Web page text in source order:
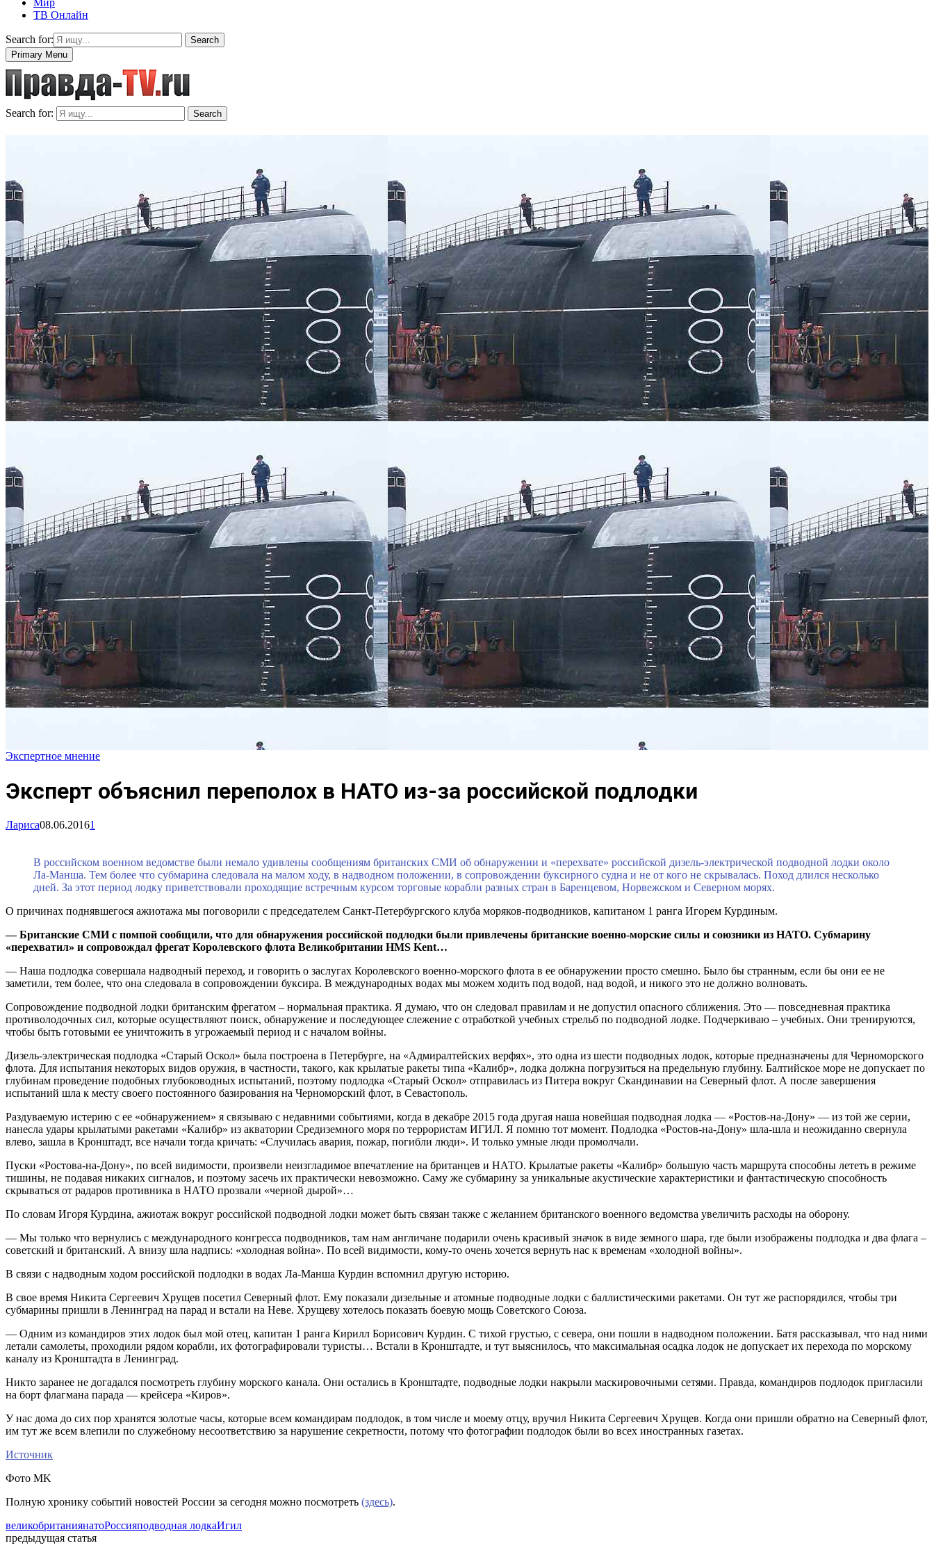
Мир
ТВ Онлайн
Search for:
Search
Primary Menu
Search for: Search
Экспертное мнение
Эксперт объяснил переполох в НАТО из-за российской подлодки
Лариса08.06.20161
В российском военном ведомстве были немало удивлены сообщениям британских СМИ об обнаружении и «перехвате» российской дизель-электрической подводной лодки около
Ла-Манша. Тем более что субмарина следовала на малом ходу, в надводном положении, в сопровождении буксирного судна и не от кого не скрывалась. Поход длился несколько
дней. За этот период лодку приветствовали проходящие встречным курсом торговые корабли разных стран в Баренцевом, Норвежском и Северном морях.
О причинах поднявшегося ажиотажа мы поговорили с председателем Санкт-Петербургского клуба моряков-подводников, капитаном 1 ранга Игорем Курдиным.
— Британские СМИ с помпой сообщили, что для обнаружения российской подлодки были привлечены британские военно-морские силы и союзники из НАТО. Субмарину
«перехватил» и сопровождал фрегат Королевского флота Великобритании HMS Kent…
— Наша подлодка совершала надводный переход, и говорить о заслугах Королевского военно-морского флота в ее обнаружении просто смешно. Было бы странным, если бы они ее не
заметили, тем более, что она следовала в сопровождении буксира. В международных водах мы можем ходить под водой, над водой, и никого это не должно волновать.
Сопровождение подводной лодки британским фрегатом – нормальная практика. Я думаю, что он следовал правилам и не допустил опасного сближения. Это — повседневная практика
противолодочных сил, которые осуществляют поиск, обнаружение и последующее слежение с отработкой учебных стрельб по подводной лодке. Подчеркиваю – учебных. Они тренируются,
чтобы быть готовыми ее уничтожить в угрожаемый период и с началом войны.
Дизель-электрическая подлодка «Старый Оскол» была построена в Петербурге, на «Адмиралтейских верфях», это одна из шести подводных лодок, которые предназначены для Черноморского
флота. Для испытания некоторых видов оружия, в частности, такого, как крылатые ракеты типа «Калибр», лодка должна погрузиться на предельную глубину. Балтийское море не допускает по
глубинам проведение подобных глубоководных испытаний, поэтому подлодка «Старый Оскол» отправилась из Питера вокруг Скандинавии на Северный флот. А после завершения
испытаний шла к месту своего постоянного базирования на Черноморский флот, в Севастополь.
Раздуваемую истерию с ее «обнаружением» я связываю с недавними событиями, когда в декабре 2015 года другая наша новейшая подводная лодка — «Ростов-на-Дону» — из той же серии,
нанесла удары крылатыми ракетами «Калибр» из акватории Средиземного моря по террористам ИГИЛ. Я помню тот момент. Подлодка «Ростов-на-Дону» шла-шла и неожиданно свернула
влево, зашла в Кронштадт, все начали тогда кричать: «Случилась авария, пожар, погибли люди». И только умные люди промолчали.
Пуски «Ростова-на-Дону», по всей видимости, произвели неизгладимое впечатление на британцев и НАТО. Крылатые ракеты «Калибр» большую часть маршрута способны лететь в режиме
тишины, не подавая никаких сигналов, и поэтому засечь их практически невозможно. Саму же субмарину за уникальные акустические характеристики и фантастическую способность
скрываться от радаров противника в НАТО прозвали «черной дырой»…
По словам Игоря Курдина, ажиотаж вокруг российской подводной лодки может быть связан также с желанием британского военного ведомства увеличить расходы на оборону.
— Мы только что вернулись с международного конгресса подводников, там нам англичане подарили очень красивый значок в виде земного шара, где были изображены подлодка и два флага –
советский и британский. А внизу шла надпись: «холодная война». По всей видимости, кому-то очень хочется вернуть нас к временам «холодной войны».
В связи с надводным ходом российской подлодки в водах Ла-Манша Курдин вспомнил другую историю.
В свое время Никита Сергеевич Хрущев посетил Северный флот. Ему показали дизельные и атомные подводные лодки с баллистическими ракетами. Он тут же распорядился, чтобы три
субмарины пришли в Ленинград на парад и встали на Неве. Хрущеву хотелось показать боевую мощь Советского Союза.
— Одним из командиров этих лодок был мой отец, капитан 1 ранга Кирилл Борисович Курдин. С тихой грустью, с севера, они пошли в надводном положении. Батя рассказывал, что над ними
летали самолеты, проходили рядом корабли, их фотографировали туристы… Встали в Кронштадте, и тут выяснилось, что максимальная осадка лодок не допускает их перехода по морскому
каналу из Кронштадта в Ленинград.
Никто заранее не догадался посмотреть глубину морского канала. Они остались в Кронштадте, подводные лодки накрыли маскировочными сетями. Правда, командиров подлодок пригласили
на борт флагмана парада — крейсера «Киров».
У нас дома до сих пор хранятся золотые часы, которые всем командирам подлодок, в том числе и моему отцу, вручил Никита Сергеевич Хрущев. Когда они пришли обратно на Северный флот,
им тут же всем влепили по служебному несоответствию за нарушение секретности, потому что фотографии подлодок были во всех иностранных газетах.
Источник
Фото MK
Полную хронику событий новостей России за сегодня можно посмотреть (здесь).
великобританиянатоРоссияподводная лодкаИгил
предыдущая статья